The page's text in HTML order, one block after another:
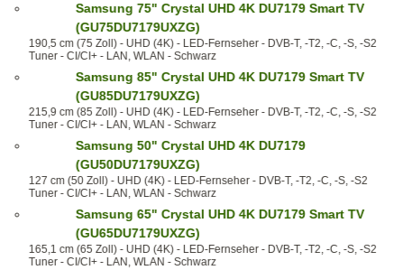
Samsung 75" Crystal UHD 4K DU7179 Smart TV
(GU75DU7179UXZG)
190,5 cm (75 Zoll) - UHD (4K) - LED-Fernseher - DVB-T, -T2, -C, -S, -S2
Tuner - CI/CI+ - LAN, WLAN - Schwarz
Samsung 85" Crystal UHD 4K DU7179 Smart TV
(GU85DU7179UXZG)
215,9 cm (85 Zoll) - UHD (4K) - LED-Fernseher - DVB-T, -T2, -C, -S, -S2
Tuner - CI/CI+ - LAN, WLAN - Schwarz
Samsung 50" Crystal UHD 4K DU7179
(GU50DU7179UXZG)
127 cm (50 Zoll) - UHD (4K) - LED-Fernseher - DVB-T, -T2, -C, -S, -S2
Tuner - CI/CI+ - LAN, WLAN - Schwarz
Samsung 65" Crystal UHD 4K DU7179 Smart TV
(GU65DU7179UXZG)
165,1 cm (65 Zoll) - UHD (4K) - LED-Fernseher - DVB-T, -T2, -C, -S, -S2
Tuner - CI/CI+ - LAN, WLAN - Schwarz